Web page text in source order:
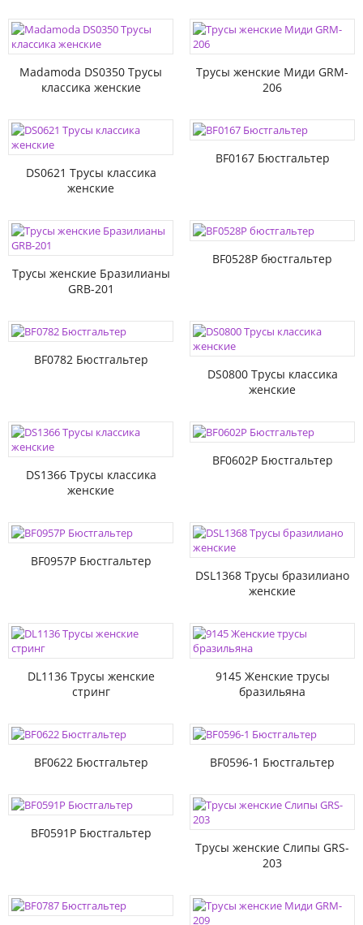
Madamoda DS0350 Трусы
классика женские
Трусы женские Миди GRM-
206
DS0621 Трусы классика
женские
BF0167 Бюстгальтер
Трусы женские Бразилианы
GRB-201
BF0528P бюстгальтер
BF0782 Бюстгальтер
DS0800 Трусы классика
женские
DS1366 Трусы классика
женские
BF0602P Бюстгальтер
BF0957P Бюстгальтер
DSL1368 Трусы бразилиано
женские
DL1136 Трусы женские
стринг
9145 Женские трусы
бразильяна
BF0622 Бюстгальтер BF0596-1 Бюстгальтер
BF0591P Бюстгальтер
Трусы женские Слипы GRS-
203